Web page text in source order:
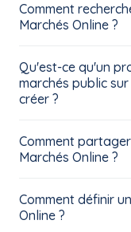
Comment
Marchés Online ?
Qu'est-ce qu'un
marchés public
créer ?
Comment
Marchés Online ?
Comment définir
Online ?